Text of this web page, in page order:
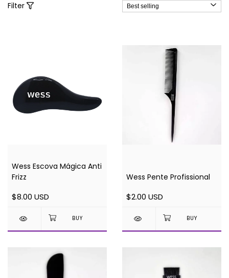
Filter
Wess Escova Mágica Anti
Frizz
$8.00 USD
Wess Pente Profissional
$2.00 USD